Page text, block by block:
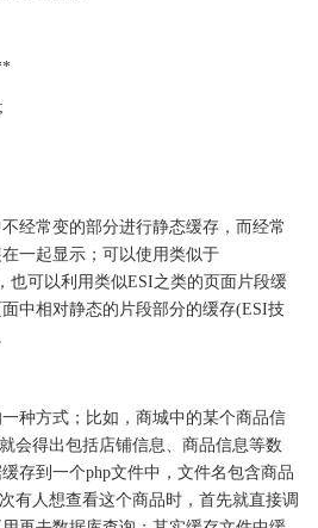
经常变的部分进行静态缓存，而经常
一起显示；可以使用类似于
也可以利用类似ESI之类的页面片段缓
中相对静态的片段部分的缓存(ESI技
种方式；比如，商城中的某个商品信
会得出包括店铺信息、商品信息等数
存到一个php文件中，文件名包含商品
有人想查看这个商品时，首先就直接调